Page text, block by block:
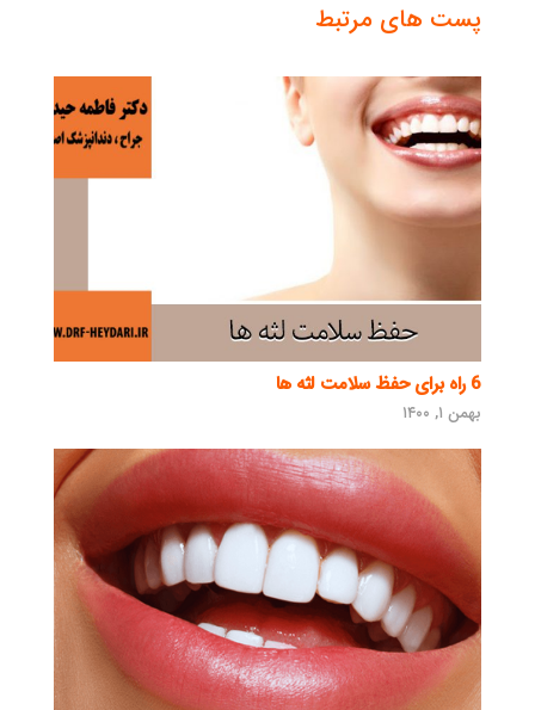
پست های مرتبط
6 راه برای حفظ سلامت لثه ها
بهمن ۱, ۱۴۰۰